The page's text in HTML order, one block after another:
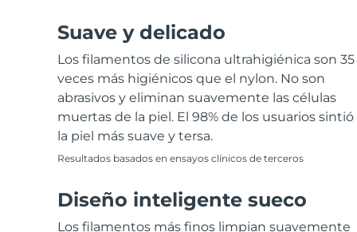
Suave y delicado
Los filamentos de silicona ultrahigiénica son 35
veces más higiénicos que el nylon. No son
abrasivos y eliminan suavemente las células
muertas de la piel. El 98% de los usuarios sintió
la piel más suave y tersa.
Resultados basados en ensayos clínicos de terceros
Diseño inteligente sueco
Los filamentos más finos limpian suavemente